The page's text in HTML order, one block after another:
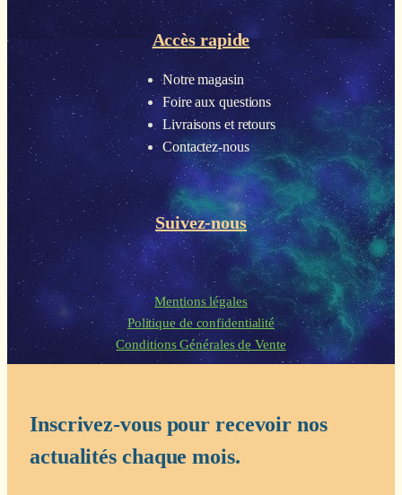
Accès rapide
Notre magasin
Foire aux questions
Livraisons et retours
Contactez-nous
Suivez-nous
Mentions légales
Politique de confidentialité
Conditions Générales de Vente
Inscrivez-vous pour recevoir nos
actualités chaque mois.